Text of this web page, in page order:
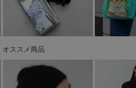
オススメ商品